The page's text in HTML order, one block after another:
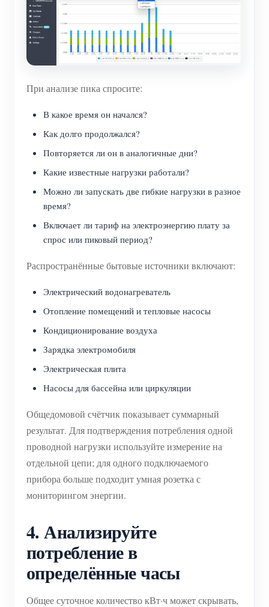
При анализе пика спросите:
В какое время он начался?
Как долго продолжался?
Повторяется ли он в аналогичные дни?
Какие известные нагрузки работали?
Можно ли запускать две гибкие нагрузки в разное
время?
Включает ли тариф на электроэнергию плату за
спрос или пиковый период?
Распространённые бытовые источники включают:
Электрический водонагреватель
Отопление помещений и тепловые насосы
Кондиционирование воздуха
Зарядка электромобиля
Электрическая плита
Насосы для бассейна или циркуляции
Общедомовой счётчик показывает суммарный
результат. Для подтверждения потребления одной
проводной нагрузки используйте измерение на
отдельной цепи; для одного подключаемого
прибора больше подходит умная розетка с
мониторингом энергии.
4. Анализируйте
потребление в
определённые часы
Общее суточное количество кВт·ч может скрывать,